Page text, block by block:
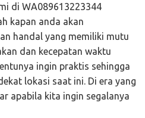
di WA089613223344
kapan anda akan
handal yang memiliki mutu
dan kecepatan waktu
ingin praktis sehingga
lokasi saat ini. Di era yang
apabila kita ingin segalanya